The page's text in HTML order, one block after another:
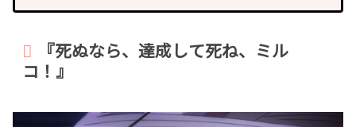
『死ぬなら、達成して死ね、ミル
コ！』